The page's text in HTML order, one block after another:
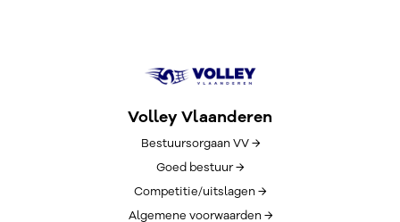
Volley Vlaanderen
Bestuursorgaan VV →
Goed bestuur →
Competitie/uitslagen →
Algemene voorwaarden →